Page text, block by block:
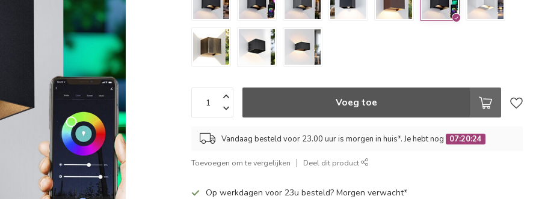
Voeg toe
Vandaag besteld voor 23.00 uur is morgen in huis*. Je hebt nog 07:20:23
Toevoegen om te vergelijken Deel dit product
Op werkdagen voor 23u besteld? Morgen verwacht*